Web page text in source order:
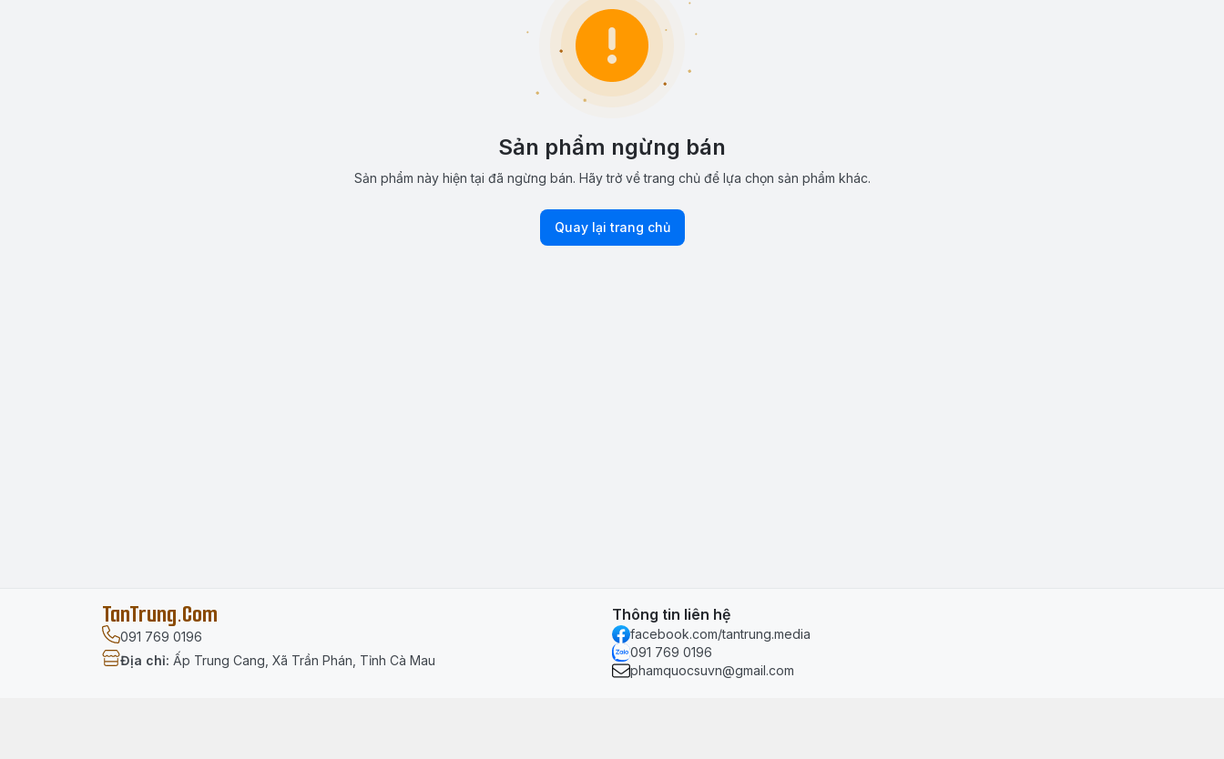
Sản phẩm ngừng bán
Sản phẩm này hiện tại đã ngừng bán. Hãy trở về trang chủ để lựa chọn sản phẩm khác.
Quay lại trang chủ
TanTrung.Com
091 769 0196
Địa chỉ: Ấp Trung Cang, Xã Trần Phán, Tỉnh Cà Mau
Thông tin liên hệ
facebook.com/tantrung.media
091 769 0196
phamquocsuvn@gmail.com